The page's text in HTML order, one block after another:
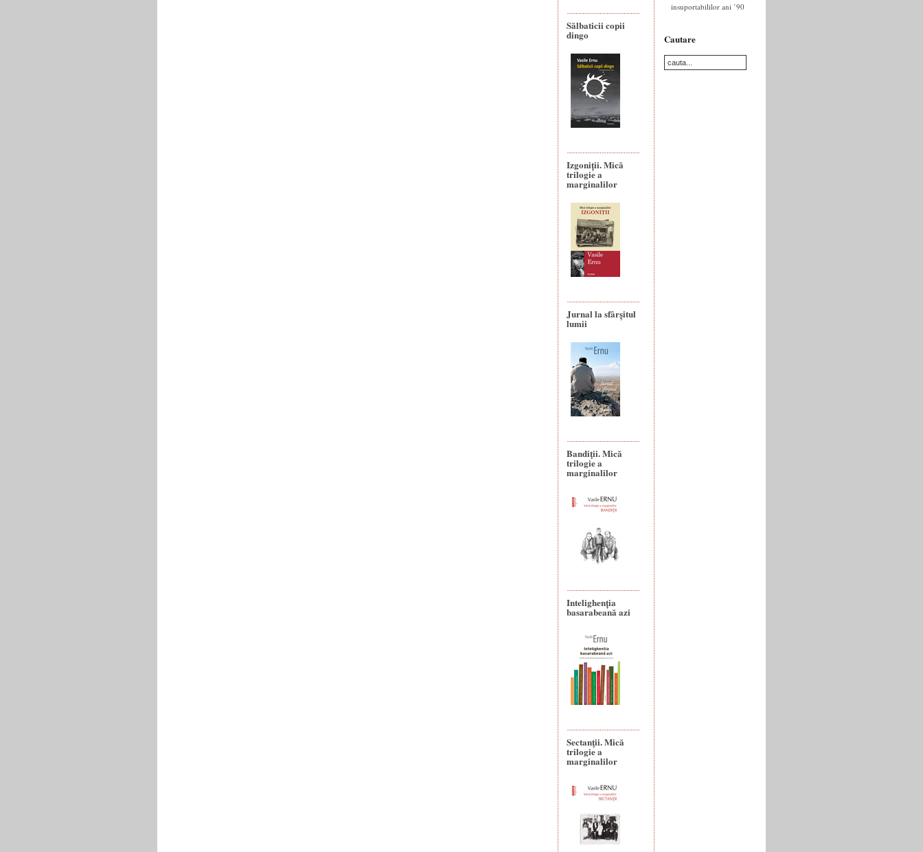
Sălbaticii copii
dingo
Izgoniții. Mică
trilogie a
marginalilor
Jurnal la sfârșitul
lumii
Bandiţii. Mică
trilogie a
marginalilor
Intelighenția
basarabeană azi
Sectanţii. Mică
trilogie a
marginalilor
insuportabililor ani ’90
Cautare